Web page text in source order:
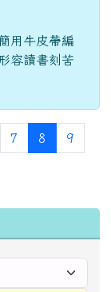
用牛皮帶編
容讀書刻苦
7 8 (目前頁次)
9